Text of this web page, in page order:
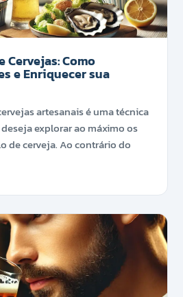
Cervejas: Como
e Enriquecer sua
artesanais é uma técnica
explorar ao máximo os
de cerveja. Ao contrário do